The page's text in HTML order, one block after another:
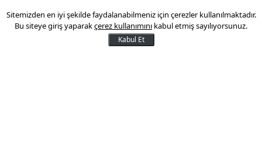
İş Bankası'ndan dev halka arz!
İş Bankası 27-28-29 Kasım tarihleri
Sitemizden en iyi şekilde faydalanabilmeniz için çerezler kullanılmaktadır.
Bu siteye giriş yaparakçerez kullanımını kabul etmiş sayılıyorsunuz.
Kabul Et